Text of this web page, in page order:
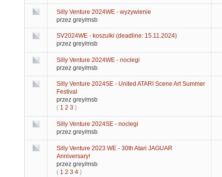
Silly Venture 2024WE - wyżywienie
przez grey/msb
SV2024WE - koszulki (deadline: 15.11.2024)
przez grey/msb
Silly Venture 2024WE - noclegi
przez grey/msb
Silly Venture 2024SE - United ATARI Scene Art Summer
Festival
przez grey/msb
( 1 2 3 )
Silly Venture 2024SE - noclegi
przez grey/msb
Silly Venture 2023 WE - 30th Atari JAGUAR
Anniversary!
przez grey/msb
( 1 2 3 4 )